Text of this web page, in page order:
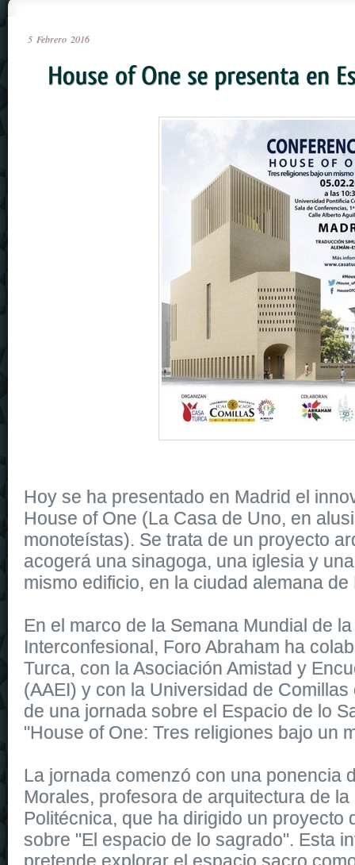
5 Febrero 2016
Hoy se ha presentado en Madrid el
House of One (La Casa de Uno, en
monoteístas). Se trata de un proyecto
acogerá una sinagoga, una iglesia y
mismo edificio, en la ciudad alemana de
En el marco de la Semana Mundial de
Interconfesional, Foro Abraham ha
Turca, con la Asociación Amistad y
(AAEI) y con la Universidad de
de una jornada sobre el Espacio de lo
"House of One: Tres religiones bajo un
La jornada comenzó con una ponencia
Morales, profesora de arquitectura de
Politécnica, que ha dirigido un proyecto
sobre "El espacio de lo sagrado". Esta
pretende explorar el espacio sacro